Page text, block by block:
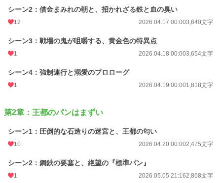
誰でも作れるように公開することで、各地の村にパン文化が広がり――国そのも
のが強くなっていく。
だけど、その選択は当然、既得権益を揺るがす。
技術を独占してきたギルド。
そして私は、気づかないうちに――“狙われる側”になっていた。
それでも。
パン一つで、人は変わる。
ならきっと、世界だって変えられる。
シーン2：借金まみれの朝と、招かれざる鉄と血の臭い
12 2026.04.17 00:003,640文字
シーン3：戦場の鬼が咀嚼する、黄金色の特異点
1 2026.04.18 00:003,654文字
シーン4：強制連行と溺愛のプロローグ
1 2026.04.19 00:001,818文字
第2章：王都のパンはまずい
シーン1：圧倒的な石造りの迷宮と、王都の匂い
10 2026.04.20 00:002,475文字
シーン2：鋼鉄の要塞と、絶望の『標準パン』
1 2026.05.05 21:162,868文字